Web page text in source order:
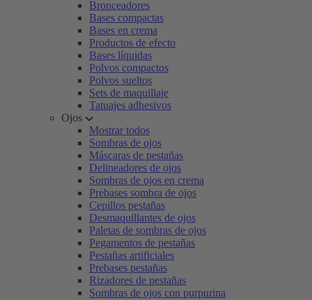
Bronceadores
Bases compactas
Bases en crema
Productos de efecto
Bases líquidas
Polvos compactos
Polvos sueltos
Sets de maquillaje
Tatuajes adhesivos
Ojos
Mostrar todos
Sombras de ojos
Máscaras de pestañas
Delineadores de ojos
Sombras de ojos en crema
Prebases sombra de ojos
Cepillos pestañas
Desmaquillantes de ojos
Paletas de sombras de ojos
Pegamentos de pestañas
Pestañas artificiales
Prebases pestañas
Rizadores de pestañas
Sombras de ojos con purpurina